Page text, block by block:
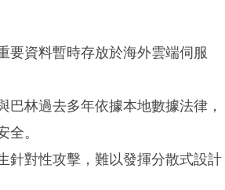
要資料暫時存放於海外雲端伺服
林過去多年依據本地數據法律，
。
針對性攻擊，難以發揮分散式設計